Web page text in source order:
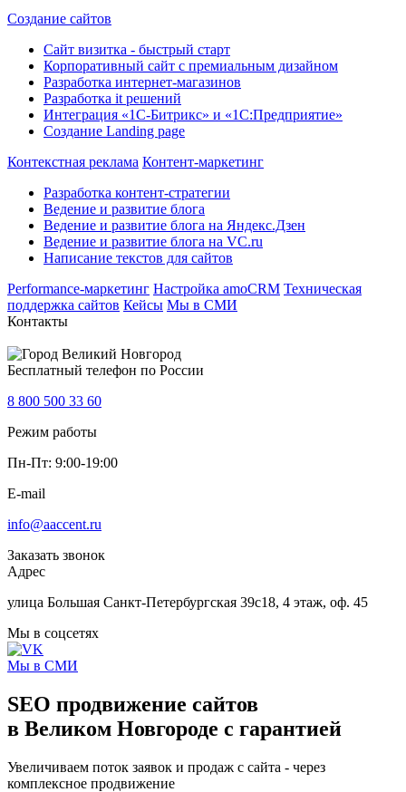
Создание сайтов
Сайт визитка - быстрый старт
Корпоративный сайт с премиальным дизайном
Разработка интернет-магазинов
Разработка it решений
Интеграция «1С-Битрикс» и «1С:Предприятие»
Создание Landing page
Контекстная реклама Контент-маркетинг
Разработка контент-стратегии
Ведение и развитие блога
Ведение и развитие блога на Яндекс.Дзен
Ведение и развитие блога на VC.ru
Написание текстов для сайтов
Performance-маркетинг Настройка amoCRM Техническая
поддержка сайтов Кейсы Мы в СМИ
Контакты
Великий Новгород
Бесплатный телефон по России
8 800 500 33 60
Режим работы
Пн-Пт: 9:00-19:00
E-mail
info@aaccent.ru
Заказать звонок
Адрес
улица Большая Санкт-Петербургская 39с18, 4 этаж, оф. 45
Мы в соцсетях
Мы в СМИ
SEO продвижение сайтов
в Великом Новгороде с гарантией
Увеличиваем поток заявок и продаж с сайта - через
комплексное продвижение